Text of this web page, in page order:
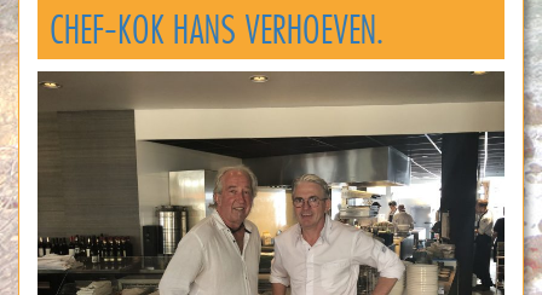
CHEF-KOK HANS VERHOEVEN.